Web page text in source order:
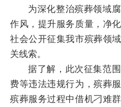
为深化整治殡葬领域
作风，提升服务质量，净
社会公开征集我市殡葬领
关线索。
据了解，此次征集范
费等违法违规行为，殡葬
殡葬服务过程中借机刁难